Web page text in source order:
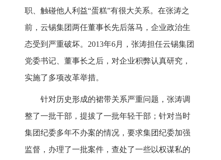
职、触碰他人利益“蛋糕”有很大关系。在张涛之
前，云锡集团两任董事长先后落马，企业政治生
态受到严重破坏。2013年6月，张涛担任云锡集团
党委书记、董事长之后，对企业积弊认真研究，
实施了多项改革举措。
针对历史形成的裙带关系严重问题，张涛调
整了一批干部，提拔了一批年轻干部；针对当时
集团纪委多年不办案的情况，要求集团纪委加强
监督，办理了一批案件，查处了一些以权谋私的